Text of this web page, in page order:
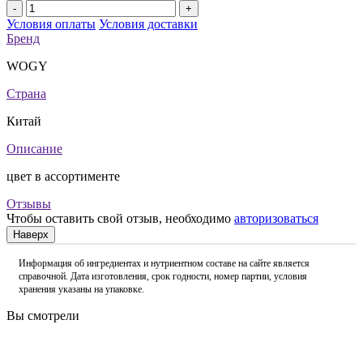
- +
Условия оплаты Условия доставки
Бренд
WOGY
Страна
Китай
Описание
цвет в ассортименте
Отзывы
Чтобы оставить свой отзыв, необходимо авторизоваться
Наверх
Информация об ингредиентах и нутриентном составе на сайте является
справочной. Дата изготовления, срок годности, номер партии, условия
хранения указаны на упаковке.
Вы смотрели